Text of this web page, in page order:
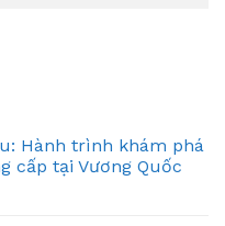
Hành trình khám phá
cấp tại Vương Quốc